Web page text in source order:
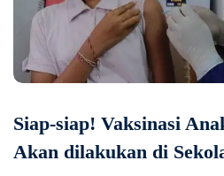
Siap-siap! Vaksinasi
Akan dilakukan di